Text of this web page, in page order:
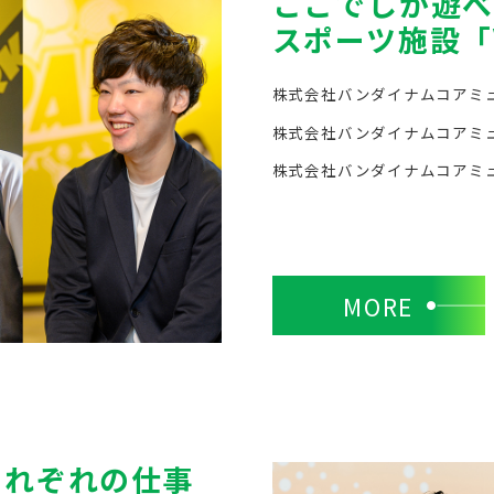
スポーツ施設
株式会社バンダイナムコアミ
株式会社バンダイナムコアミ
株式会社バンダイナムコアミ
MORE
ぞれの仕事